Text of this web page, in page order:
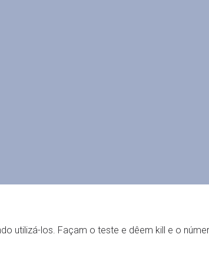
utilizá-los. Façam o teste e dêem kill e o